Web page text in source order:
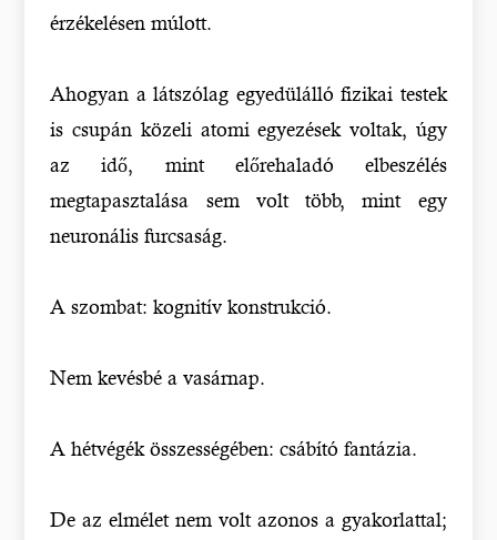
érzékelésen múlott.
Ahogyan a látszólag egyedülálló fizikai testek
is csupán közeli atomi egyezések voltak, úgy
az idő, mint előrehaladó elbeszélés
megtapasztalása sem volt több, mint egy
neuronális furcsaság.
A szombat: kognitív konstrukció.
Nem kevésbé a vasárnap.
A hétvégék összességében: csábító fantázia.
De az elmélet nem volt azonos a gyakorlattal;